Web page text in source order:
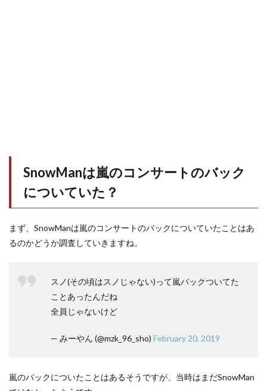
SnowManは嵐のコンサートのバック
についていた？
まず、SnowManは嵐のコンサートのバックについていたことはあ
るのかどうか調査していきますね。
スノ(その頃はスノじゃない)って嵐バックついてた
ことあったんだね
全員じゃないけど
— みーやん (@mzk_96_sho) February 20, 2019
嵐のバックについたことはあるそうですが、当時はまだSnowMan